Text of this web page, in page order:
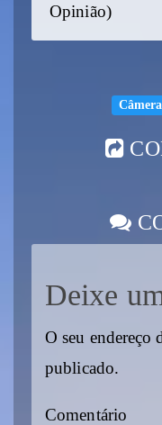
Opinião)
Deixe
O seu endereço
publicado.
Comentário